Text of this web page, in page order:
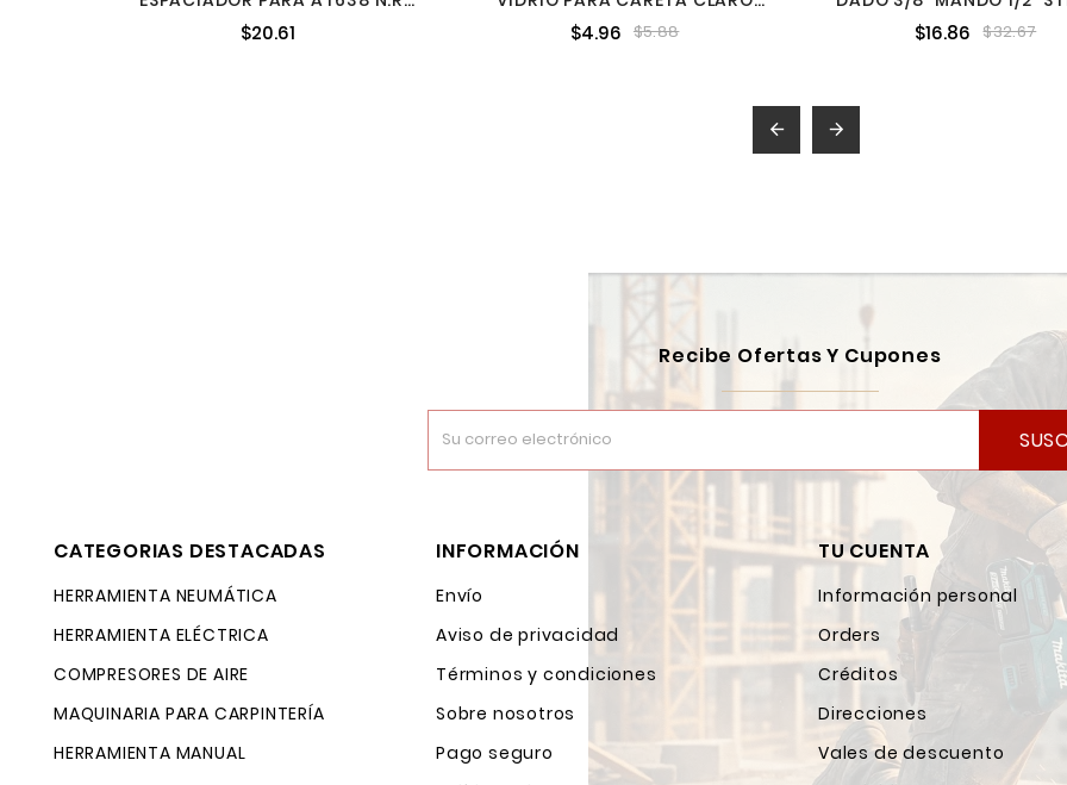
$20.61 $4.96 $5.88
6 PUNTAS STANLEY
$16.86 $32.67
 
Recibe Ofertas Y Cupones
CATEGORIAS DESTACADAS
HERRAMIENTA NEUMÁTICA
HERRAMIENTA ELÉCTRICA
COMPRESORES DE AIRE
MAQUINARIA PARA CARPINTERÍA
HERRAMIENTA MANUAL
INFORMACIÓN
Envío
Aviso de privacidad
Términos y condiciones
Sobre nosotros
Pago seguro
TU CUENTA
Información personal
Orders
Créditos
Direcciones
Vales de descuento